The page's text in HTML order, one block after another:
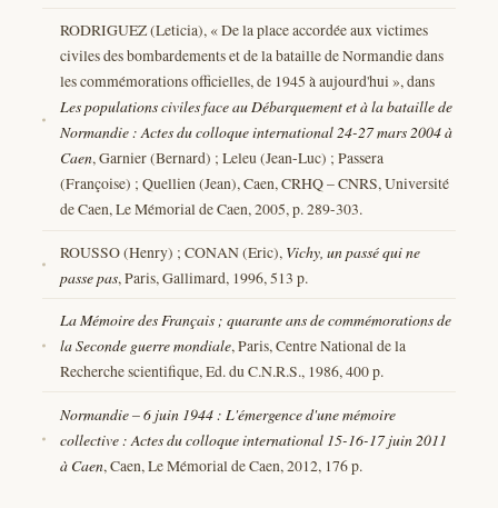
RODRIGUEZ (Leticia), « De la place accordée aux victimes
civiles des bombardements et de la bataille de Normandie dans
les commémorations officielles, de 1945 à aujourd'hui », dans
Les populations civiles face au Débarquement et à la bataille de
Normandie : Actes du colloque international 24-27 mars 2004 à
Caen, Garnier (Bernard) ; Leleu (Jean-Luc) ; Passera
(Françoise) ; Quellien (Jean), Caen, CRHQ – CNRS, Université
de Caen, Le Mémorial de Caen, 2005, p. 289-303.
ROUSSO (Henry) ; CONAN (Eric), Vichy, un passé qui ne
passe pas, Paris, Gallimard, 1996, 513 p.
La Mémoire des Français ; quarante ans de commémorations de
la Seconde guerre mondiale, Paris, Centre National de la
Recherche scientifique, Ed. du C.N.R.S., 1986, 400 p.
Normandie – 6 juin 1944 : L'émergence d'une mémoire
collective : Actes du colloque international 15-16-17 juin 2011
à Caen, Caen, Le Mémorial de Caen, 2012, 176 p.